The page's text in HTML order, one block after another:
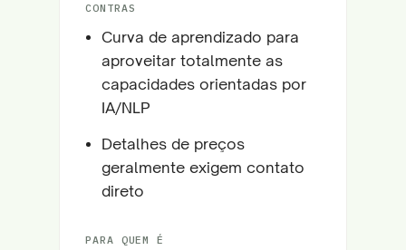
CONTRAS
Curva de aprendizado para
aproveitar totalmente as
capacidades orientadas por
IA/NLP
Detalhes de preços
geralmente exigem contato
direto
PARA QUEM É